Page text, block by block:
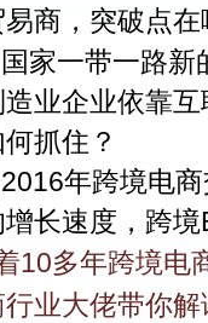
易商，突破点
一带一路新
造业企业依靠
抓住？
年跨境电商
增长速度，跨
10多年跨境电
行业大佬带你